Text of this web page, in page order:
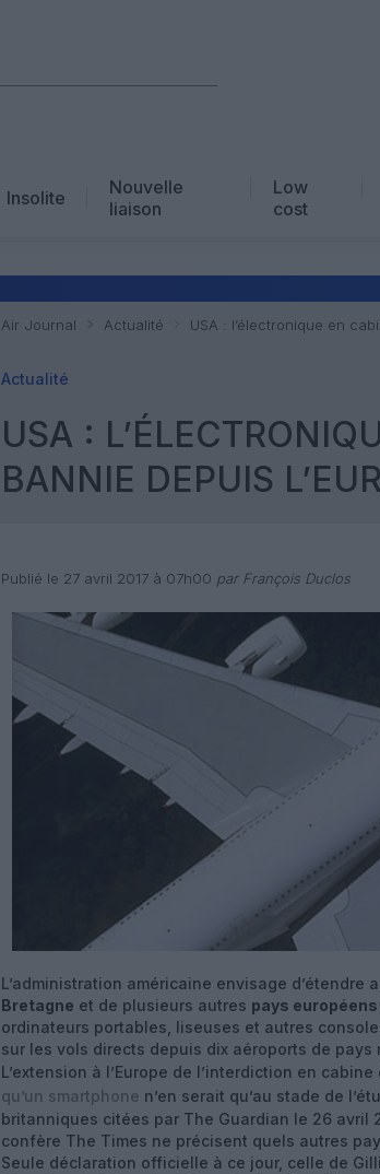
Insolite
Nouvelle
liaison
Low
cost
Air Journal Actualité USA : l’électronique en
Actualité
USA :
BANNIE DEPUIS
Publié le 27 avril 2017 à 07h00 par François Duclos
L’administration américaine envisage d’étendre
Bretagne et de plusieurs autres pays européens
ordinateurs portables, liseuses et autres
sur les vols directs depuis dix aéroports de pays
L’extension à l’Europe de l’interdiction en cabine
qu’un smartphone n’en serait qu’au stade de
britanniques citées par The Guardian le 26 avril
confère The Times ne précisent quels autres
Seule déclaration officielle à ce jour, celle de